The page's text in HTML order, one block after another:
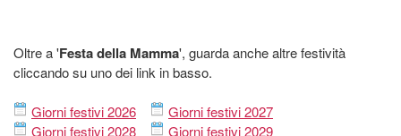
Oltre a 'Festa della Mamma', guarda anche altre festività
cliccando su uno dei link in basso.
Giorni festivi 2026
Giorni festivi 2027
Giorni festivi 2028
Giorni festivi 2029